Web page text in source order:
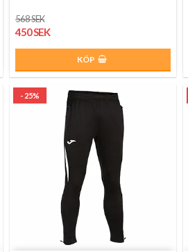
568 SEK
450 SEK
KÖP
- 25%